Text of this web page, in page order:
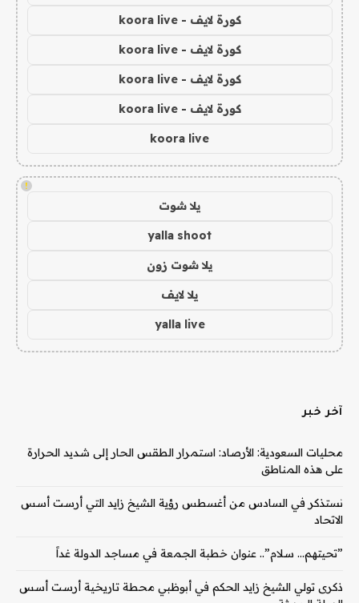
كورة لايف - koora live
كورة لايف - koora live
كورة لايف - koora live
كورة لايف - koora live
koora live
!
يلا شوت
yalla shoot
يلا شوت زون
يلا لايف
yalla live
آخر خبر
محليات السعودية: الأرصاد: استمرار الطقس الحار إلى شديد الحرارة
على هذه المناطق
نستذكر في السادس من أغسطس رؤية الشيخ زايد التي أرست أسس
الاتحاد
‏”تحيتهم… سلام”.. عنوان خطبة الجمعة في مساجد الدولة غداً
ذكرى تولي الشيخ زايد الحكم في أبوظبي محطة تاريخية أرست أسس